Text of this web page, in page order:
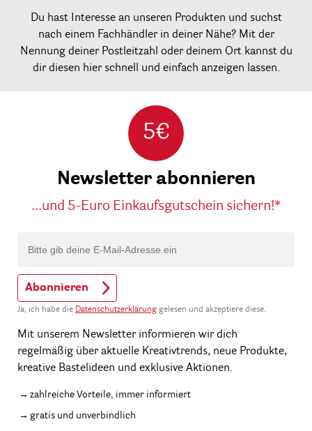
Du hast Interesse an unseren Produkten und suchst
nach einem Fachhändler in deiner Nähe? Mit der
Nennung deiner Postleitzahl oder deinem Ort kannst du
dir diesen hier schnell und einfach anzeigen lassen.
5€
Newsletter abonnieren
...und 5-Euro Einkaufsgutschein sichern!*
Abonnieren
Ja, ich habe die Datenschutzerklärung gelesen und akzeptiere diese.
Mit unserem Newsletter informieren wir dich
regelmäßig über aktuelle Kreativtrends, neue Produkte,
kreative Bastelideen und exklusive Aktionen.
zahlreiche Vorteile, immer informiert
gratis und unverbindlich